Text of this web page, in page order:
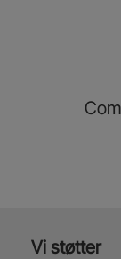
Vi støtter